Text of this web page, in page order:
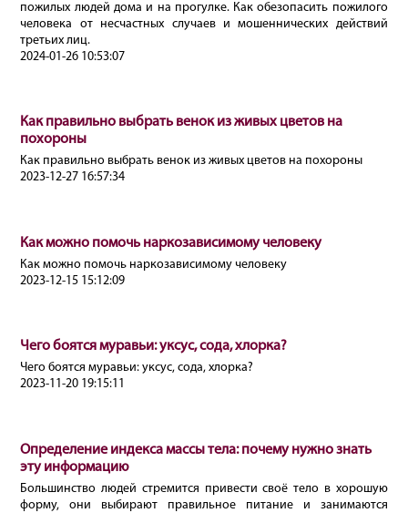
пожилых людей дома и на прогулке. Как обезопасить пожилого
человека от несчастных случаев и мошеннических действий
третьих лиц.
2024-01-26 10:53:07
Как правильно выбрать венок из живых цветов на
похороны
Как правильно выбрать венок из живых цветов на похороны
2023-12-27 16:57:34
Как можно помочь наркозависимому человеку
Как можно помочь наркозависимому человеку
2023-12-15 15:12:09
Чего боятся муравьи: уксус, сода, хлорка?
Чего боятся муравьи: уксус, сода, хлорка?
2023-11-20 19:15:11
Определение индекса массы тела: почему нужно знать
эту информацию
Большинство людей стремится привести своё тело в хорошую
форму, они выбирают правильное питание и занимаются